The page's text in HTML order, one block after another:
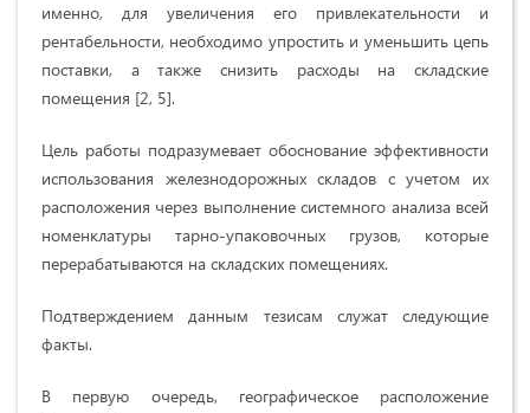
именно, для увеличения его привлекательности и
рентабельности, необходимо упростить и уменьшить цепь
поставки, а также снизить расходы на складские
помещения [2, 5].
Цель работы подразумевает обоснование эффективности
использования железнодорожных складов с учетом их
расположения через выполнение системного анализа всей
номенклатуры тарно-упаковочных грузов, которые
перерабатываются на складских помещениях.
Подтверждением данным тезисам служат следующие
факты.
В первую очередь, географическое расположение